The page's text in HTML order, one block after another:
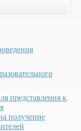
представления к
получение